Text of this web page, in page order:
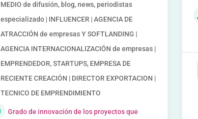
MEDIO de difusión, blog, news, periodistas
especializado | INFLUENCER | AGENCIA DE
ATRACCIÓN de empresas Y SOFTLANDING |
AGENCIA INTERNACIONALIZACIÓN de empresas |
EMPRENDEDOR, STARTUPS, EMPRESA DE
RECIENTE CREACIÓN | DIRECTOR EXPORTACION |
TECNICO DE EMPRENDIMIENTO
Grado de innovación de los proyectos que